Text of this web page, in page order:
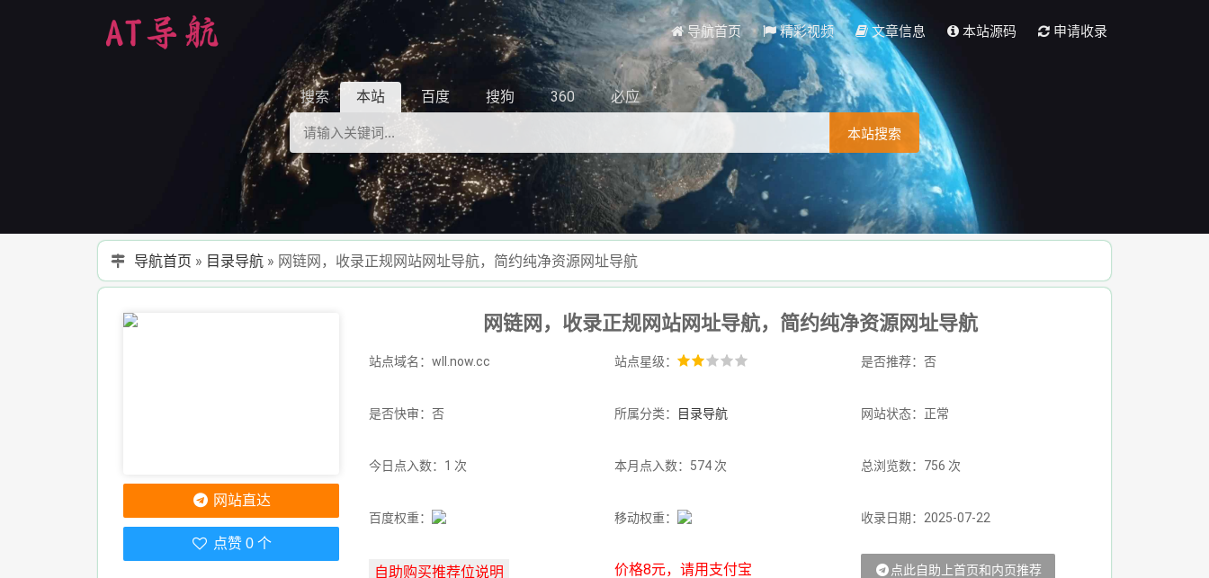
导航首页 精彩视频 文章信息 本站源码 申请收录
搜索 本站 百度 搜狗 360 必应
本站搜索
导航首页 » 目录导航 » 网链网，收录正规网站网址导航，简约纯净资源网址导航
网链网，收录正规网站网址导航，简约纯净资源网址导航
站点域名：wll.now.cc 站点星级： 是否推荐：否
是否快审：否 所属分类： 目录导航 网站状态：正常
今日点入数：1 次 本月点入数：574 次 总浏览数：756 次
百度权重： 移动权重： 收录日期：2025-07-22
价格8元，请用支付宝 点此自助上首页和内页推荐
网站直达
点赞 0 个